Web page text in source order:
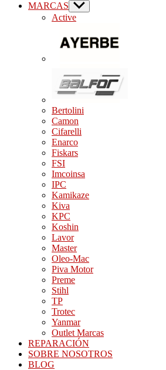
MARCAS Show
sub
menu
Active
Bertolini
Camon
Cifarelli
Enarco
Fiskars
FSI
Imcoinsa
IPC
Kamikaze
Kiva
KPC
Koshin
Lavor
Master
Oleo-Mac
Piva Motor
Preme
Stihl
TP
Trotec
Yanmar
Outlet Marcas
REPARACIÓN
SOBRE NOSOTROS
BLOG